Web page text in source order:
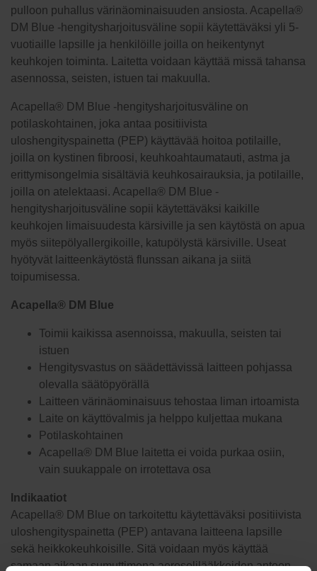
pulloon puhallus värinäominaisuuden ansiosta. Acapella®
DM Blue -hengitysharjoitusväline sopii käytettäväksi yli 5-
vuotiaille lapsille ja henkilöille joilla on heikentynyt
keuhkojen toiminta. Laitetta voidaan käyttää missä tahansa
asennossa, seisten, istuen tai makuulla.
Acapella® DM Blue -hengitysharjoitusväline on
potilaskohtainen, joka antaa positiivista
uloshengityspainetta (PEP) käyttävää hoitoa potilaille,
joilla on kystinen fibroosi, keuhkoahtaumatauti, astma ja
erittymisongelmia sisältäviä keuhkosairauksia, ja potilaille,
joilla on atelektaasi. Acapella® DM Blue -
hengitysharjoitusväline sopii käytettäväksi kaikille
keuhkojen limaisuudesta kärsiville ja sen käytöstä on apua
myös siitepölyallergikoille, katupölystä kärsiville. Useat
hyötyvät laitteenkäytöstä flunssan aikana ja siitä
toipumisessa.
Acapella® DM Blue
Toimii kaikissa asennoissa, makuulla, seisten tai
istuen
Hengitysvastus on säädettävissä laitteen pohjassa
olevalla säätöpyörällä
Laitteen värinäominaisuus tehostaa liman irtoamista
Laite on käyttövalmis ja helppo kuljettaa mukana
Potilaskohtainen
Acapella® DM Blue laitetta ei voida purkaa osiin,
vain suukappale on irrotettava osa
Indikaatiot
Acapella® DM Blue on tarkoitettu käytettäväksi positiivista
uloshengityspainetta (PEP) antavana laitteena lapsille
sekä heikkokeuhkoisille. Sitä voidaan myös käyttää
samaan aikaan sumuttimena aerosolilääkkeiden antoon.